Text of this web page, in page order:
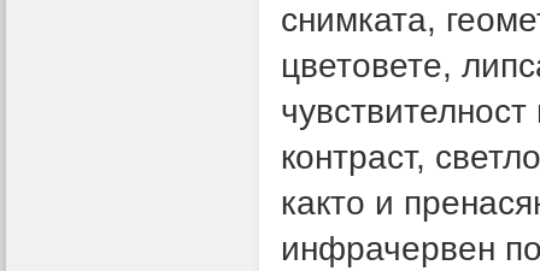
снимката,
цветовете,
контраст,
както и
инфрачервен